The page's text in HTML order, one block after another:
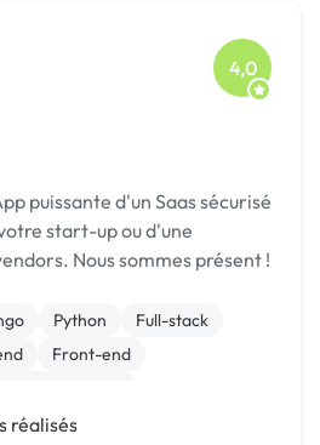
4,0
puissante d'un Saas sécurisé
start-up ou d'une
Nous sommes présent !
Python
Full-stack
Front-end
réalisés